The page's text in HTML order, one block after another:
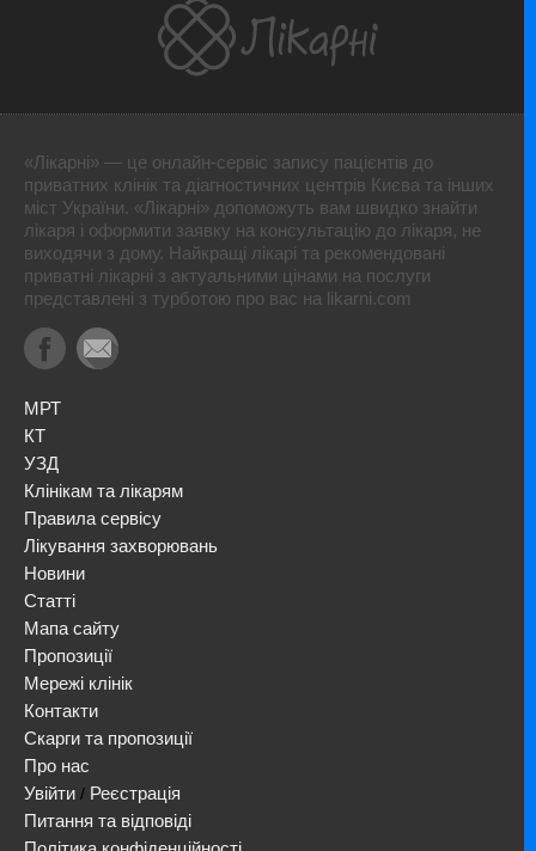
«Лікарні» — це онлайн-сервіс запису пацієнтів до
приватних клінік та діагностичних центрів Києва та інших
міст України. «Лікарні» допоможуть вам швидко знайти
лікаря і оформити заявку на консультацію до лікаря, не
виходячи з дому. Найкращі лікарі та рекомендовані
приватні лікарні з актуальними цінами на послуги
представлені з турботою про вас на likarni.com
МРТ
КТ
УЗД
Клінікам та лікарям
Правила сервісу
Лікування захворювань
Новини
Статті
Мапа сайту
Пропозиції
Мережі клінік
Контакти
Скарги та пропозиції
Про нас
Увійти / Реєстрація
Питання та відповіді